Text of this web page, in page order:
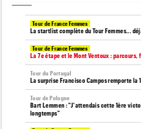
Tour de France Femmes
La startlist complète du Tour Femmes...
Tour de France Femmes
La 7e étape et le Mont Ventoux :
Tour du Portugal
La surprise Francisco Campos remporte la
Tour de Pologne
Bart Lemmen : "J'attendais cette 1ère
longtemps"